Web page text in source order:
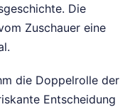
Die
Zuschauer eine
die Doppelrolle der
Entscheidung